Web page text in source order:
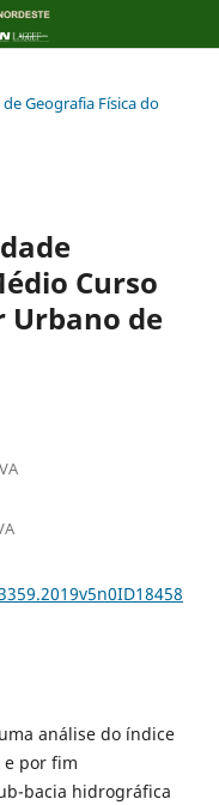
Geografia Física do
Curso
Urbano de
análise do índice
por fim
bacia hidrográfica